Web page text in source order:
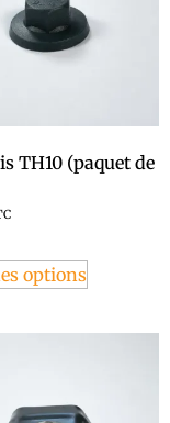
TH10 (paquet de
options